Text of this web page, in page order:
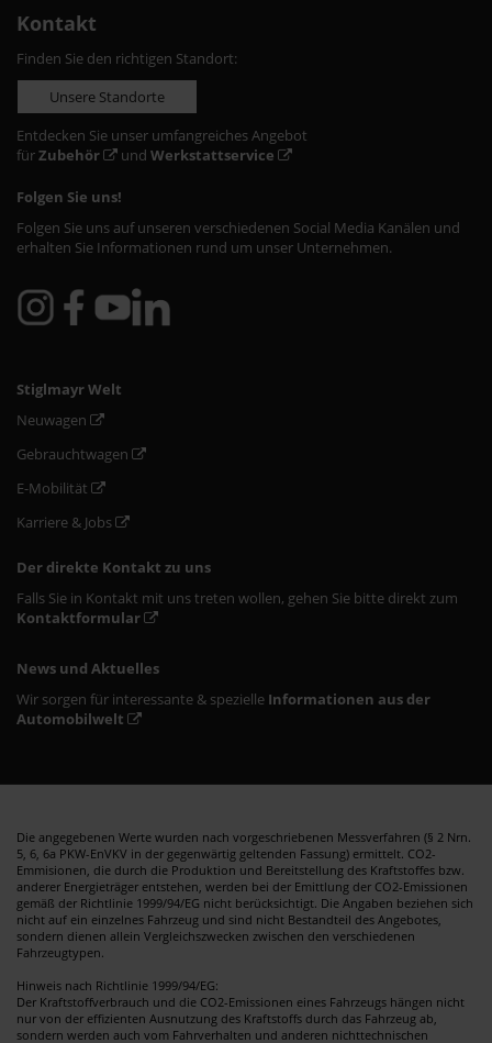
Kontakt
Finden Sie den richtigen Standort:
Unsere Standorte
Entdecken Sie unser umfangreiches Angebot
fürZubehör und Werkstattservice
Folgen Sie uns!
Folgen Sie uns auf unseren verschiedenen Social Media Kanälen und
erhalten Sie Informationen rund um unser Unternehmen.
Stiglmayr Welt
Neuwagen
Gebrauchtwagen
E-Mobilität
Karriere & Jobs
Der direkte Kontakt zu uns
Falls Sie in Kontakt mit uns treten wollen, gehen Sie bitte direkt zum
Kontaktformular
News und Aktuelles
Wir sorgen für interessante & spezielle Informationen aus der
Automobilwelt
Die angegebenen Werte wurden nach vorgeschriebenen Messverfahren (§ 2 Nrn.
5, 6, 6a PKW-EnVKV in der gegenwärtig geltenden Fassung) ermittelt. CO2-
Emmisionen, die durch die Produktion und Bereitstellung des Kraftstoffes bzw.
anderer Energieträger entstehen, werden bei der Emittlung der CO2-Emissionen
gemäß der Richtlinie 1999/94/EG nicht berücksichtigt. Die Angaben beziehen sich
nicht auf ein einzelnes Fahrzeug und sind nicht Bestandteil des Angebotes,
sondern dienen allein Vergleichszwecken zwischen den verschiedenen
Fahrzeugtypen.
Hinweis nach Richtlinie 1999/94/EG:
Der Kraftstoffverbrauch und die CO2-Emissionen eines Fahrzeugs hängen nicht
nur von der effizienten Ausnutzung des Kraftstoffs durch das Fahrzeug ab,
sondern werden auch vom Fahrverhalten und anderen nichttechnischen